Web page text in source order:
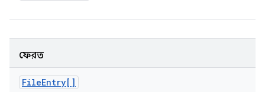
ফেরত
FileEntry[]